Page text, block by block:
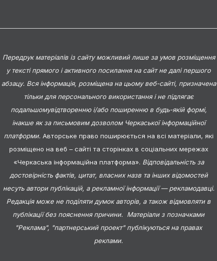
Передрук матеріалів із сайту можливий лише за умов розміщення
у тексті прямого і активного посилання на сайт не далі першого
абзацу. Вся інформація, розміщена на цьому веб-сайті, призначена
тільки для персонального використання і не підлягає
подальшомувідтворенню і/або поширенню в будь-якій формі,
інакше як за письмовим дозволом Черкаської інформаційної
платформи. Авторське право поширюється на всі матеріали, які
розміщено на веб – сайті та сторінках в соціальних мережах
«Черкаська інформаційна платформа». Відповідальність за
достовірність фактів, цитат, власних назв та інших відомостей
несуть автори публікацій, а рекламної інформації — рекламодавці.
Редакція може не поділяти думок авторів, а також відмовляти в
публікації без пояснення причини. Матеріали з позначками
"Реклама", "партнерський проект" публікуються на правах
реклами.